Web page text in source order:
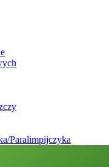
Paralimpijczyka